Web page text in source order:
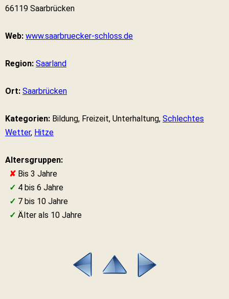
66119 Saarbrücken
Web: www.saarbruecker-schloss.de
Region: Saarland
Ort: Saarbrücken
Kategorien: Bildung, Freizeit, Unterhaltung, Schlechtes
Wetter, Hitze
Altersgruppen:
✘ Bis 3 Jahre
✓ 4 bis 6 Jahre
✓ 7 bis 10 Jahre
✓ Älter als 10 Jahre